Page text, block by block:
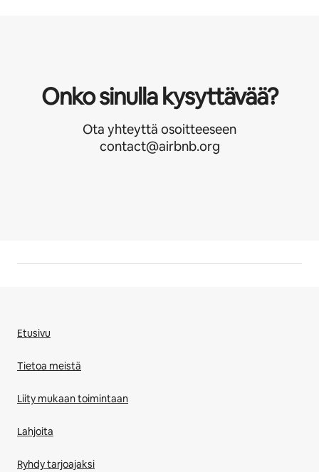
Onko sinulla kysyttävää?
Ota yhteyttä osoitteeseen
contact@airbnb.org
Etusivu
Tietoa meistä
Liity mukaan toimintaan
Lahjoita
Ryhdy tarjoajaksi